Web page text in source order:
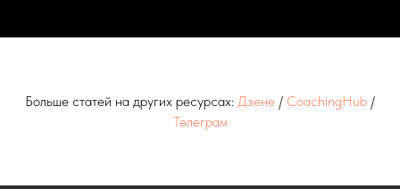
Больше статей на других ресурсах: Дзене / CoachingHub /
Телеграм